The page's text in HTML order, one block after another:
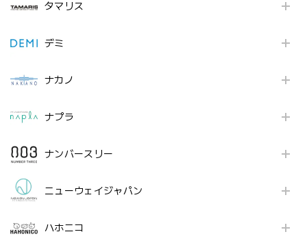
タマリス
デミ
ナカノ
ナプラ
ナンバースリー
ニューウェイジャパン
ハホニコ